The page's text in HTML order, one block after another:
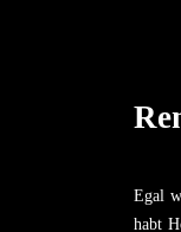
Egal
habt